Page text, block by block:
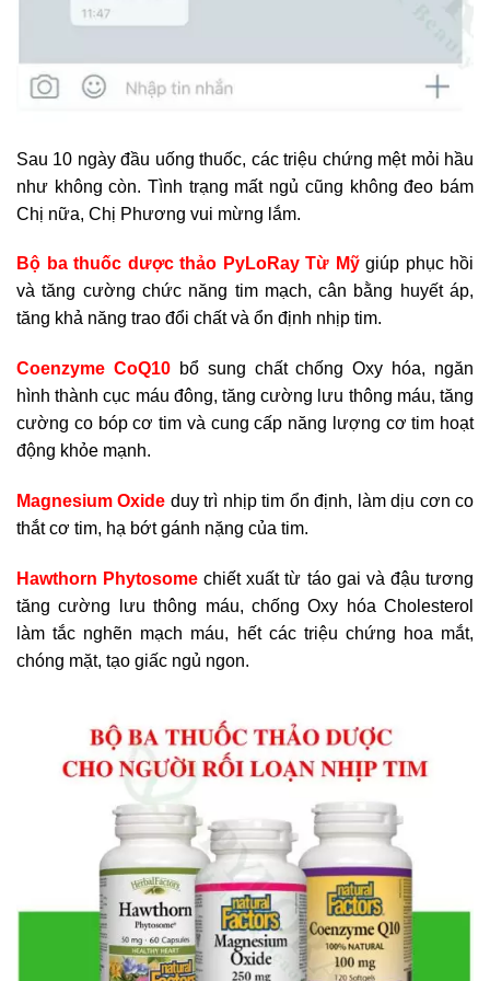
Sau 10 ngày đầu uống thuốc, các triệu chứng mệt mỏi hầu
như không còn. Tình trạng mất ngủ cũng không đeo bám
Chị nữa, Chị Phương vui mừng lắm.
Bộ ba thuốc dược thảo PyLoRay Từ Mỹ giúp phục hồi
và tăng cường chức năng tim mạch, cân bằng huyết áp,
tăng khả năng trao đổi chất và ổn định nhịp tim.
Coenzyme CoQ10 bổ sung chất chống Oxy hóa, ngăn
hình thành cục máu đông, tăng cường lưu thông máu, tăng
cường co bóp cơ tim và cung cấp năng lượng cơ tim hoạt
động khỏe mạnh.
Magnesium Oxide duy trì nhịp tim ổn định, làm dịu cơn co
thắt cơ tim, hạ bớt gánh nặng của tim.
Hawthorn Phytosome chiết xuất từ táo gai và đậu tương
tăng cường lưu thông máu, chống Oxy hóa Cholesterol
làm tắc nghẽn mạch máu, hết các triệu chứng hoa mắt,
chóng mặt, tạo giấc ngủ ngon.